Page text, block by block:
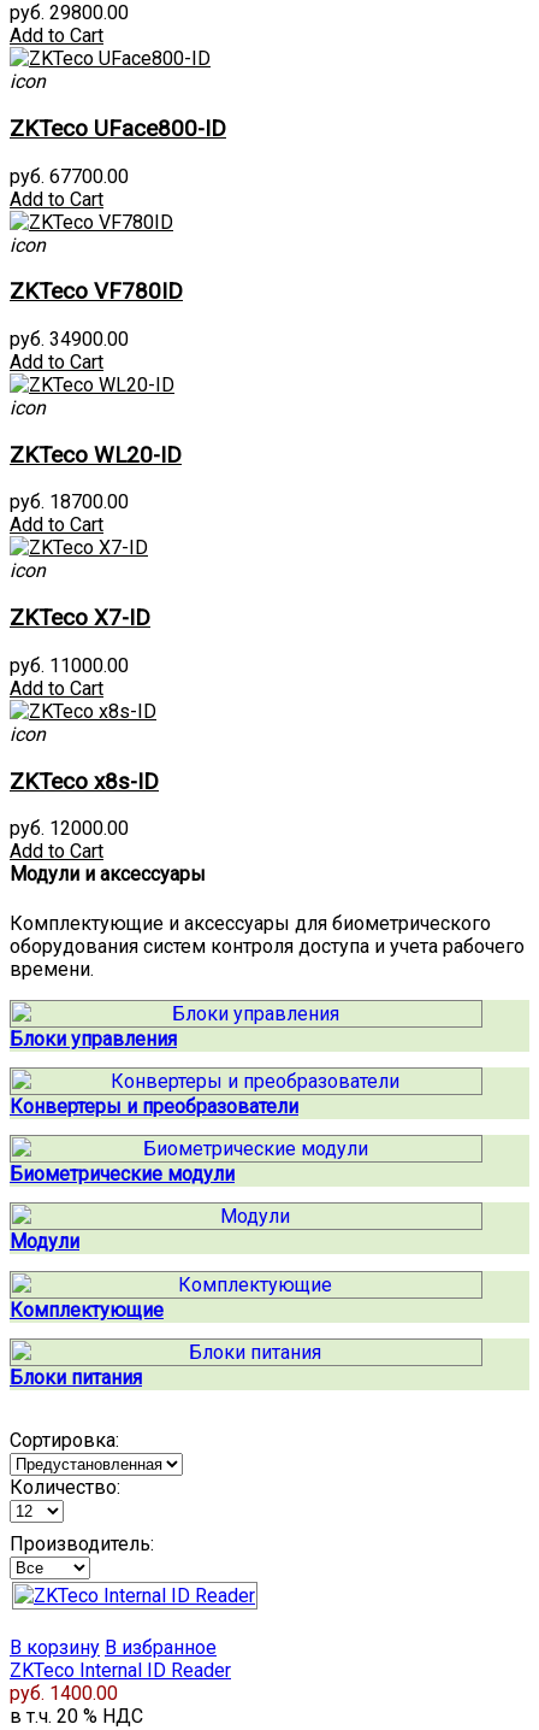
руб. 29800.00
Add to Cart
icon
ZKTeco UFace800-ID
руб. 67700.00
Add to Cart
icon
ZKTeco VF780ID
руб. 34900.00
Add to Cart
icon
ZKTeco WL20-ID
руб. 18700.00
Add to Cart
icon
ZKTeco X7-ID
руб. 11000.00
Add to Cart
icon
ZKTeco x8s-ID
руб. 12000.00
Add to Cart
Модули и аксессуары
Комплектующие и аксессуары для биометрического
оборудования систем контроля доступа и учета рабочего
времени.
Блоки управления
Конвертеры и преобразователи
Биометрические модули
Модули
Комплектующие
Блоки питания
Сортировка:
Количество:
Производитель:
В корзину В избранное
ZKTeco Internal ID Reader
руб. 1400.00
в т.ч. 20 % НДС